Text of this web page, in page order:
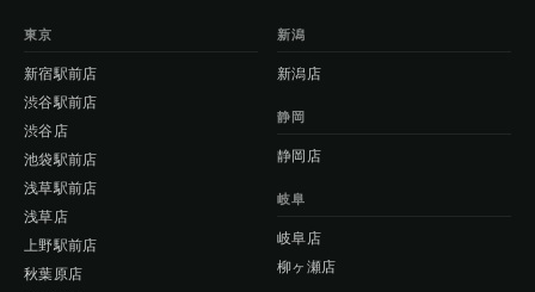
東京
新宿駅前店
渋谷駅前店
渋谷店
池袋駅前店
浅草駅前店
浅草店
上野駅前店
秋葉原店
新潟
新潟店
静岡
静岡店
岐阜
岐阜店
柳ヶ瀬店